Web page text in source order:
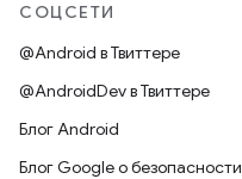
СОЦСЕТИ
@Android в Твиттере
@AndroidDev в Твиттере
Блог Android
Блог Google о безопасности